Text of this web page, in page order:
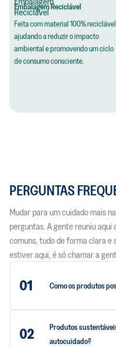
Embalagem Reciclável
Feita com material 100%
ajudando a reduzir o impacto
ambiental e promovendo um ciclo
de consumo consciente.
PERGUNTAS
Mudar para um cuidado mais
perguntas. A gente reuniu aqui
comuns, tudo de forma clara e
estiver aqui, é só chamar a
01 Como os produtos
02
Produtos
autocuidado?